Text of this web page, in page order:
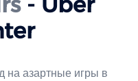
на азартные игры в